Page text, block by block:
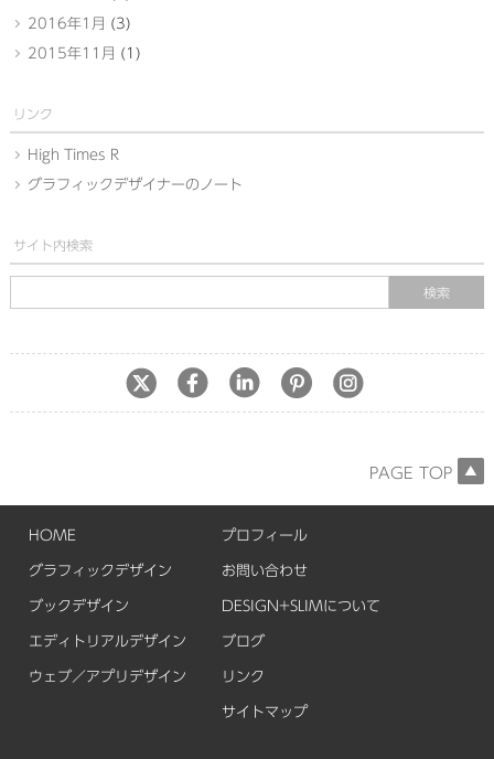
2016年1月 (3)
2015年11月 (1)
リンク
High Times R
グラフィックデザイナーのノート
サイト内検索
PAGE TOP
HOME
グラフィックデザイン
ブックデザイン
エディトリアルデザイン
ウェブ／アプリデザイン
プロフィール
お問い合わせ
DESIGN+SLIMについて
ブログ
リンク
サイトマップ